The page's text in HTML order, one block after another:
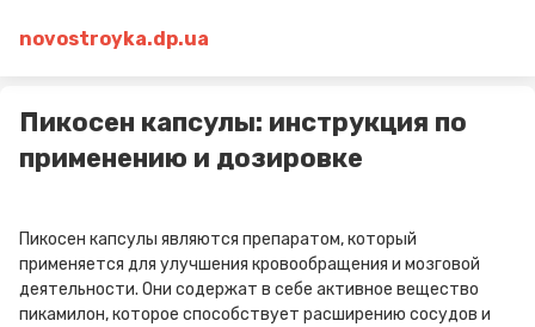
novostroyka.dp.ua
Пикосен капсулы: инструкция по
применению и дозировке
Пикосен капсулы являются препаратом, который
применяется для улучшения кровообращения и мозговой
деятельности. Они содержат в себе активное вещество
пикамилон, которое способствует расширению сосудов и